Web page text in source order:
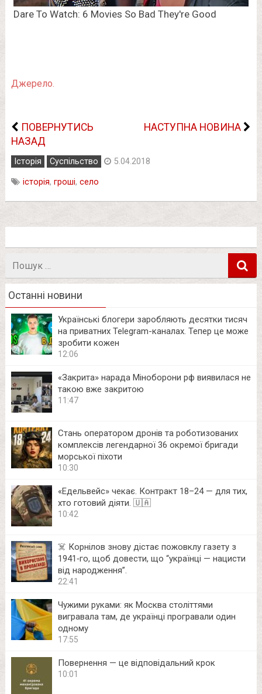
Джерело.
ПОВЕРНУТИСЬ
НАЗАД
НАСТУПНА НОВИНА
Історія Суспільство 5.04.2018
історія, гроші, село
Останні новини
Українські блогери заробляють десятки тисяч
на приватних Telegram-каналах. Тепер це може
зробити кожен
12:06
«Закрита» нарада Міноборони рф виявилася не
такою вже закритою
11:47
Стань оператором дронів та роботизованих
комплексів легендарної 36 окремої бригади
морської піхоти
10:30
«Едельвейс» чекає. Контракт 18–24 — для тих,
хто готовий діяти. 🇺🇦
10:42
☠️ Корнілов знову дістає пожовклу газету з
1941‑го, щоб довести, що “українці — нацисти
від народження”.
22:41
Чужими руками: як Москва століттями
вигравала там, де українці програвали один
одному
17:55
Повернення — це відповідальний крок
10:01